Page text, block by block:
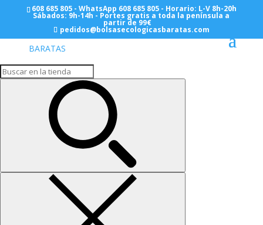
608 685 805 - WhatsApp 608 685 805 - Horario: L-V 8h-20h
Sábados: 9h-14h - Portes gratis a toda la península a
partir de 99€
pedidos@bolsasecologicasbaratas.com
Inicio/SOBRES DE PAPEL/ Anonimos
Anonimos
Mostrando los 5 resultados
Sobre Papel 11+4×19+2 – 250
Sobres
Sobre Papel 18+6×30+4 – 250